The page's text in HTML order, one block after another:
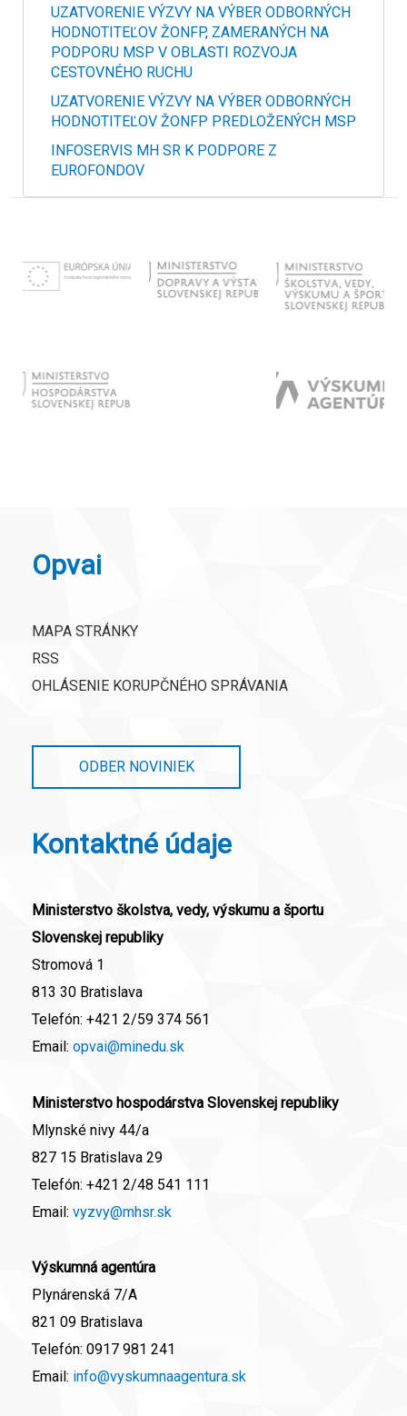
UZATVORENIE VÝZVY NA VÝBER ODBORNÝCH
HODNOTITEĽOV ŽONFP, ZAMERANÝCH NA
PODPORU MSP V OBLASTI ROZVOJA
CESTOVNÉHO RUCHU
UZATVORENIE VÝZVY NA VÝBER ODBORNÝCH
HODNOTITEĽOV ŽONFP PREDLOŽENÝCH MSP
INFOSERVIS MH SR K PODPORE Z
EUROFONDOV
Opvai
MAPA STRÁNKY
RSS
OHLÁSENIE KORUPČNÉHO SPRÁVANIA
ODBER NOVINIEK
Kontaktné údaje
Ministerstvo školstva, vedy, výskumu a športu
Slovenskej republiky
Stromová 1
813 30 Bratislava
Telefón: +421 2/59 374 561
Email: opvai@minedu.sk
Ministerstvo hospodárstva Slovenskej republiky
Mlynské nivy 44/a
827 15 Bratislava 29
Telefón: +421 2/48 541 111
Email: vyzvy@mhsr.sk
Výskumná agentúra
Plynárenská 7/A
821 09 Bratislava
Telefón: 0917 981 241
Email: info@vyskumnaagentura.sk